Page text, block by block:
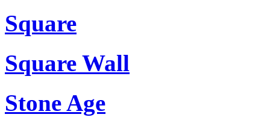
Square
Square Wall
Stone Age